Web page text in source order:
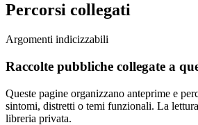
Percorsi collegati
Argomenti indicizzabili
Raccolte pubbliche collegate a
Queste pagine organizzano anteprime e
sintomi, distretti o temi funzionali. La
libreria privata.